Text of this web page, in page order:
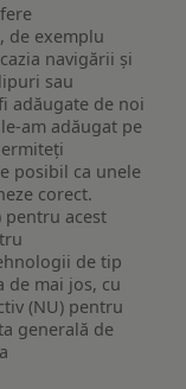
de exemplu
navigării și
sau
adăugate de noi
am adăugat pe
posibil ca unele
corect.
pentru acest
de tip
de mai jos, cu
(NU) pentru
generală de